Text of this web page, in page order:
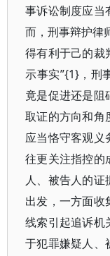
事诉讼制度应当
而，刑事辩护律
得有利于己的裁
示事实”{1}，刑
竟是促进还是阻
取证的方向和角
应当恪守客观义
往更关注指控的
人、被告人的
出发，一方面收
线索引起追诉机
于犯罪嫌疑人、